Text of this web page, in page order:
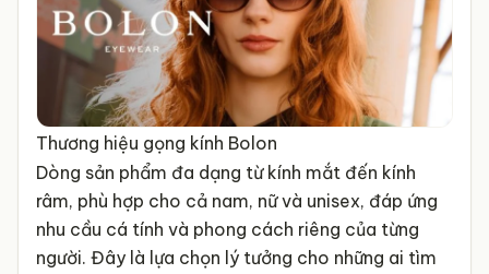
Thương hiệu gọng kính Bolon
Dòng sản phẩm đa dạng từ kính mắt đến kính
râm, phù hợp cho cả nam, nữ và unisex, đáp ứng
nhu cầu cá tính và phong cách riêng của từng
người. Đây là lựa chọn lý tưởng cho những ai tìm